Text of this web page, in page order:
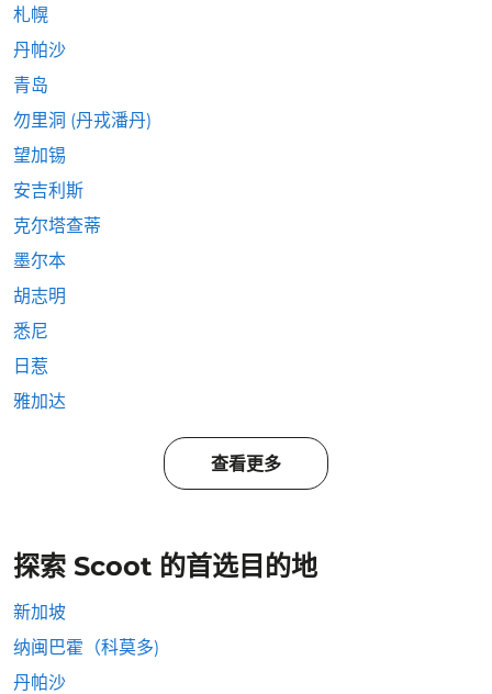
札幌
丹帕沙
青岛
勿里洞 (丹戎潘丹)
望加锡
安吉利斯
克尔塔查蒂
墨尔本
胡志明
悉尼
日惹
雅加达
查看更多
探索 Scoot 的首选目的地
新加坡
纳闽巴霍（科莫多)
丹帕沙